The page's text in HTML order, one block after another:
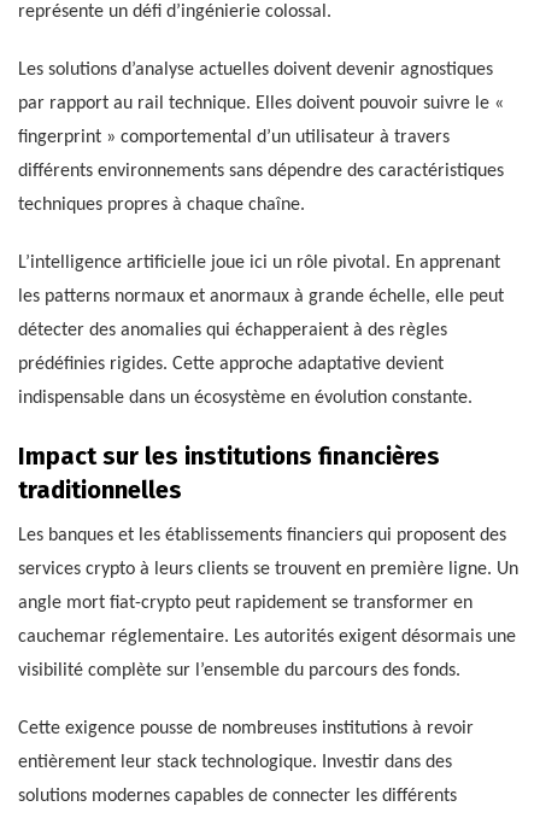
représente un défi d’ingénierie colossal.
Les solutions d’analyse actuelles doivent devenir agnostiques
par rapport au rail technique. Elles doivent pouvoir suivre le «
fingerprint » comportemental d’un utilisateur à travers
différents environnements sans dépendre des caractéristiques
techniques propres à chaque chaîne.
L’intelligence artificielle joue ici un rôle pivotal. En apprenant
les patterns normaux et anormaux à grande échelle, elle peut
détecter des anomalies qui échapperaient à des règles
prédéfinies rigides. Cette approche adaptative devient
indispensable dans un écosystème en évolution constante.
Impact sur les institutions financières
traditionnelles
Les banques et les établissements financiers qui proposent des
services crypto à leurs clients se trouvent en première ligne. Un
angle mort fiat-crypto peut rapidement se transformer en
cauchemar réglementaire. Les autorités exigent désormais une
visibilité complète sur l’ensemble du parcours des fonds.
Cette exigence pousse de nombreuses institutions à revoir
entièrement leur stack technologique. Investir dans des
solutions modernes capables de connecter les différents